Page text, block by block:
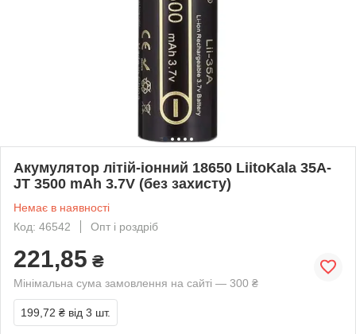
Акумулятор літій-іонний 18650 LiitoKala 35A-
JT 3500 mAh 3.7V (без захисту)
Немає в наявності
Код: 46542
Опт і роздріб
221,85 ₴
Мінімальна сума замовлення на сайті — 300 ₴
199,72 ₴ від 3 шт.